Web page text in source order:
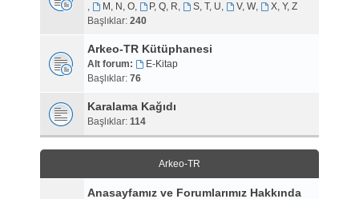
,
M, N, O, P, Q, R, S, T, U, V, W,
X, Y, Z
Başlıklar: 240
Arkeo-TR Kütüphanesi
Alt forum:
E-Kitap
Başlıklar: 76
Karalama Kağıdı
Başlıklar: 114
Arkeo-TR
Anasayfamız ve Forumlarımız Hakkında